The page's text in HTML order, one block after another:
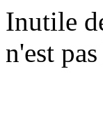
Inutile
n'est